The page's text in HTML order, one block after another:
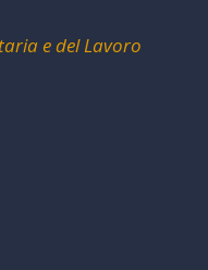
e del Lavoro